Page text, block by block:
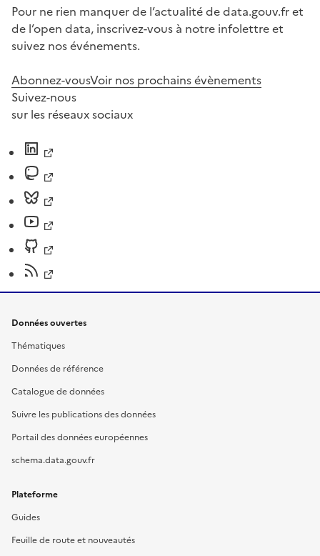
Pour ne rien manquer de l’actualité de data.gouv.fr et
de l’open data, inscrivez-vous à notre infolettre et
suivez nos événements.
Abonnez-vousVoir nos prochains évènements
Suivez-nous
sur les réseaux sociaux
Données ouvertes
Thématiques
Données de référence
Catalogue de données
Suivre les publications des données
Portail des données européennes
schema.data.gouv.fr
Plateforme
Guides
Feuille de route et nouveautés